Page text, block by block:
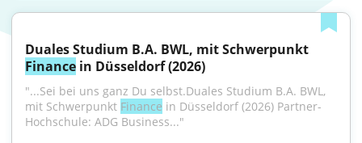
Finance in Düsseldorf (2026)
"...Sei bei uns ganz Du selbst.Duales Studium B.A. BWL,
mit Schwerpunkt Finance in Düsseldorf (2026) Partner-
Hochschule: ADG Business..."